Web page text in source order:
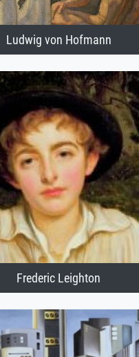
Ludwig von Hofmann
Frederic Leighton